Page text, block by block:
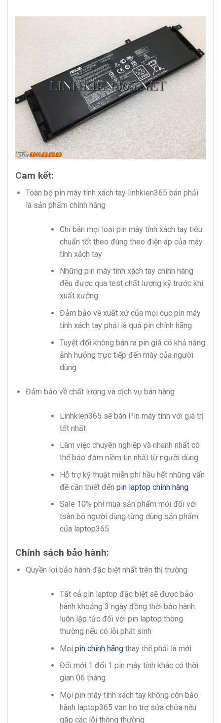
Cam kết:
Toàn bộ pin máy tính xách tay linhkien365 bán phải
là sản phẩm chính hãng
Chỉ bán mọi loại pin máy tính xách tay tiêu
chuẩn tốt theo đúng theo điện áp của máy
tính xách tay
Những pin máy tính xách tay chính hãng
đều được qua test chất lượng kỹ trước khi
xuất xưởng
Đảm bảo về xuất xứ của mọi cục pin máy
tính xách tay phải là quả pin chính hãng
Tuyệt đối không bán ra pin giả có khả năng
ảnh hưởng trực tiếp đến máy của người
dùng
Đảm bảo về chất lượng và dịch vụ bán hàng
Linhkien365 sẽ bán Pin máy tính với giá trị
tốt nhất
Làm việc chuyên nghiệp và nhanh nhất có
thể bảo đảm niềm tin nhất từ người dùng
Hỗ trợ kỹ thuật miễn phí hầu hết những vấn
đề cần thiết đến pin laptop chính hãng
Sale 10% phí mua sản phẩm mới đối với
toàn bộ người dùng từng dùng sản phẩm
của laptop365
Chính sách bảo hành:
Quyền lợi bảo hành đặc biệt nhất trên thị trường
Tất cả pin laptop đặc biệt sẽ được bảo
hành khoảng 3 ngày đồng thời bảo hành
luôn lập tức đối với pin laptop thông
thường nếu có lỗi phát sinh
Mọi pin chính hãngthay thế phải là mới
Đổi mới 1 đổi 1 pin máy tính khác có thời
gian 06 tháng
Mọi pin máy tính xách tay không còn bảo
hành laptop365 vẫn hỗ trợ sửa chữa nếu
gặp các lỗi thông thường